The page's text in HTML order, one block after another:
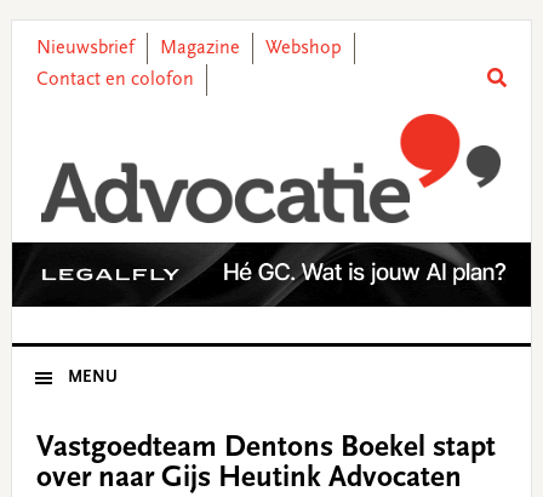
primary
main
primary
footer
Nieuwsbrief Magazine
Webshop
Contact en colofon
MENU
Vastgoedteam Dentons Boekel stapt
over naar Gijs Heutink Advocaten